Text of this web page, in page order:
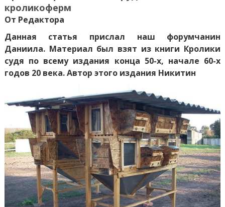
кроликоферм
От Редактора
Данная статья прислал наш форумчанин
Даниила. Материал был взят из книги Кролики
судя по всему издания конца 50-х, начале 60-х
годов 20 века. Автор этого издания Никитин